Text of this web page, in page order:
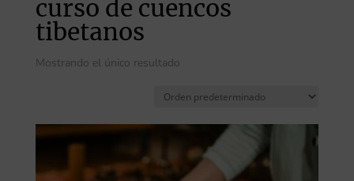
curso de cuencos
tibetanos
Mostrando el único resultado